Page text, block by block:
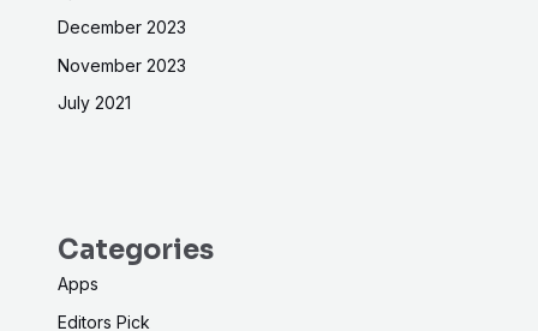
December 2023
November 2023
July 2021
Categories
Apps
Editors Pick